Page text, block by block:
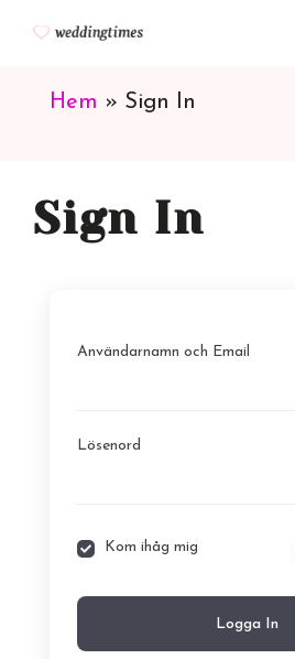
Hem » Sign In
Sign In
Användarnamn och Email
Lösenord
Kom ihåg mig
Logga In